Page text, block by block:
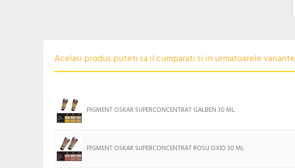
Acelasi produs puteti sa il cumparati si in urmatoarele variante
PIGMENT OSKAR SUPERCONCENTRAT GALBEN 30 ML
PIGMENT OSKAR SUPERCONCENTRAT ROSU OXID 30 ML